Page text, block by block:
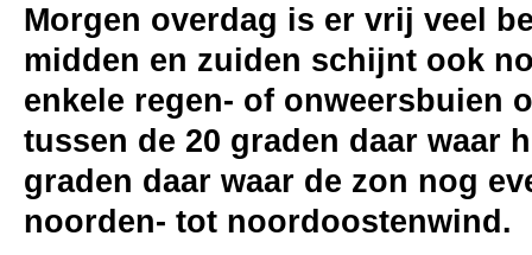
Morgen overdag is er vrij veel
midden en zuiden schijnt ook
enkele regen- of onweersbuien
tussen de 20 graden daar waar
graden daar waar de zon nog
noorden- tot noordoostenwind.